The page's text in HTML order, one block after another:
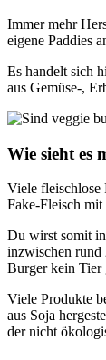
Immer mehr
eigene Paddies
Es handelt sich
aus Gemüse-,
Wie sieht es
Viele fleischlose
Fake-Fleisch mit
Du wirst somit
inzwischen rund
Burger kein Tier
Viele Produkte
aus Soja
der nicht